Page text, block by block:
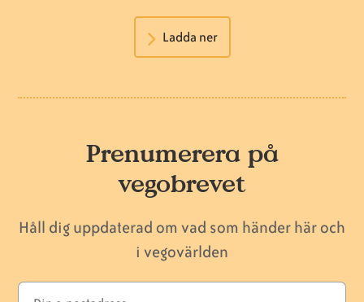
Ladda ner
Prenumerera på
vegobrevet
Håll dig uppdaterad om vad som händer här och
i vegovärlden